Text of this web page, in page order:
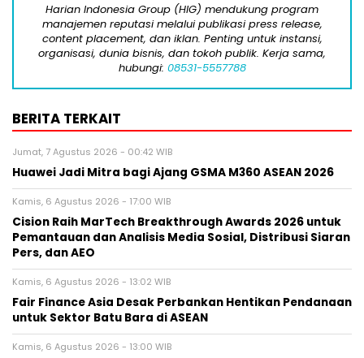
Harian Indonesia Group (HIG) mendukung program
manajemen reputasi melalui publikasi press release,
content placement, dan iklan. Penting untuk instansi,
organisasi, dunia bisnis, dan tokoh publik. Kerja sama,
hubungi: 08531-5557788
BERITA TERKAIT
Jumat, 7 Agustus 2026 - 00:42 WIB
Huawei Jadi Mitra bagi Ajang GSMA M360 ASEAN 2026
Kamis, 6 Agustus 2026 - 17:00 WIB
Cision Raih MarTech Breakthrough Awards 2026 untuk
Pemantauan dan Analisis Media Sosial, Distribusi Siaran
Pers, dan AEO
Kamis, 6 Agustus 2026 - 13:02 WIB
Fair Finance Asia Desak Perbankan Hentikan Pendanaan
untuk Sektor Batu Bara di ASEAN
Kamis, 6 Agustus 2026 - 13:00 WIB